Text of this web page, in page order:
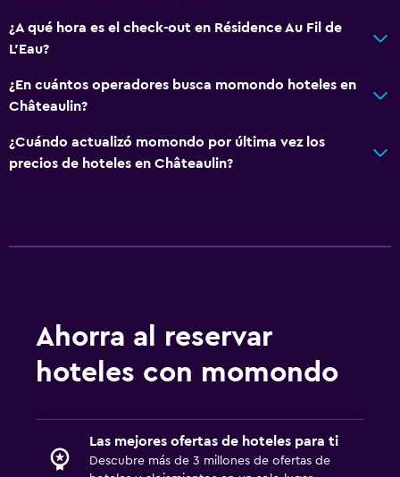
¿A qué hora es el check-out en Résidence Au Fil de
L'Eau?
¿En cuántos operadores busca momondo hoteles en
Châteaulin?
¿Cuándo actualizó momondo por última vez los
precios de hoteles en Châteaulin?
Ahorra al reservar
hoteles con momondo
Las mejores ofertas de hoteles para ti
Descubre más de 3 millones de ofertas de